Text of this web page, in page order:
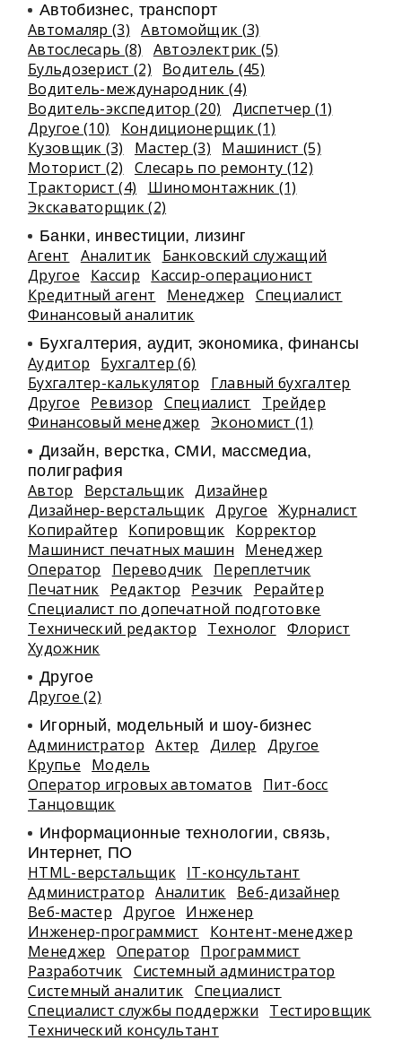
Автобизнес, транспорт
Автомаляр (3)
Автомойщик (3)
Автослесарь (8)
Автоэлектрик (5)
Бульдозерист (2)
Водитель (45)
Водитель-международник (4)
Водитель-экспедитор (20)
Диспетчер (1)
Другое (10)
Кондиционерщик (1)
Кузовщик (3)
Мастер (3)
Машинист (5)
Моторист (2)
Слесарь по ремонту (12)
Тракторист (4)
Шиномонтажник (1)
Экскаваторщик (2)
Банки, инвестиции, лизинг
Агент Аналитик
Банковский служащий
Другое
Кассир
Кассир-операционист
Кредитный агент
Менеджер
Специалист
Финансовый аналитик
Бухгалтерия, аудит, экономика, финансы
Аудитор
Бухгалтер (6)
Бухгалтер-калькулятор
Главный бухгалтер
Другое
Ревизор Специалист
Трейдер
Финансовый менеджер
Экономист (1)
Дизайн, верстка, СМИ, массмедиа,
полиграфия
Автор Верстальщик Дизайнер
Дизайнер-верстальщик Другое
Журналист
Копирайтер
Копировщик
Корректор
Машинист печатных машин
Менеджер
Оператор
Переводчик
Переплетчик
Печатник
Редактор Резчик
Рерайтер
Специалист по допечатной подготовке
Технический редактор
Технолог Флорист
Художник
Другое
Другое (2)
Игорный, модельный и шоу-бизнес
Администратор Актер Дилер
Другое
Крупье
Модель
Оператор игровых автоматов
Пит-босс
Танцовщик
Информационные технологии, связь,
Интернет, ПО
HTML-верстальщик IT-консультант
Администратор
Аналитик
Веб-дизайнер
Веб-мастер
Другое
Инженер
Инженер-программист
Контент-менеджер
Менеджер
Оператор
Программист
Разработчик Системный администратор
Системный аналитик Специалист
Специалист службы поддержки
Тестировщик
Технический консультант